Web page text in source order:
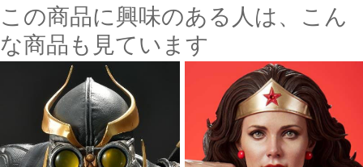
この商品に興味のある人は、こん
な商品も見ています